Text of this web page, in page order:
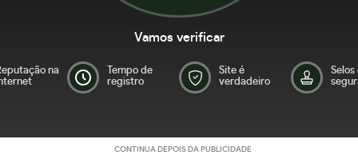
Vamos verificar
na
Tempo de
registro
Site é
verdadeiro
Selos
CONTINUA DEPOIS DA PUBLICIDADE